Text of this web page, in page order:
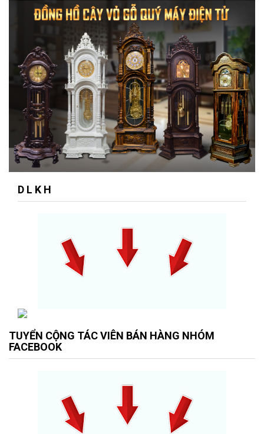
D L K H
TUYỂN CỘNG TÁC VIÊN BÁN HÀNG NHÓM
FACEBOOK